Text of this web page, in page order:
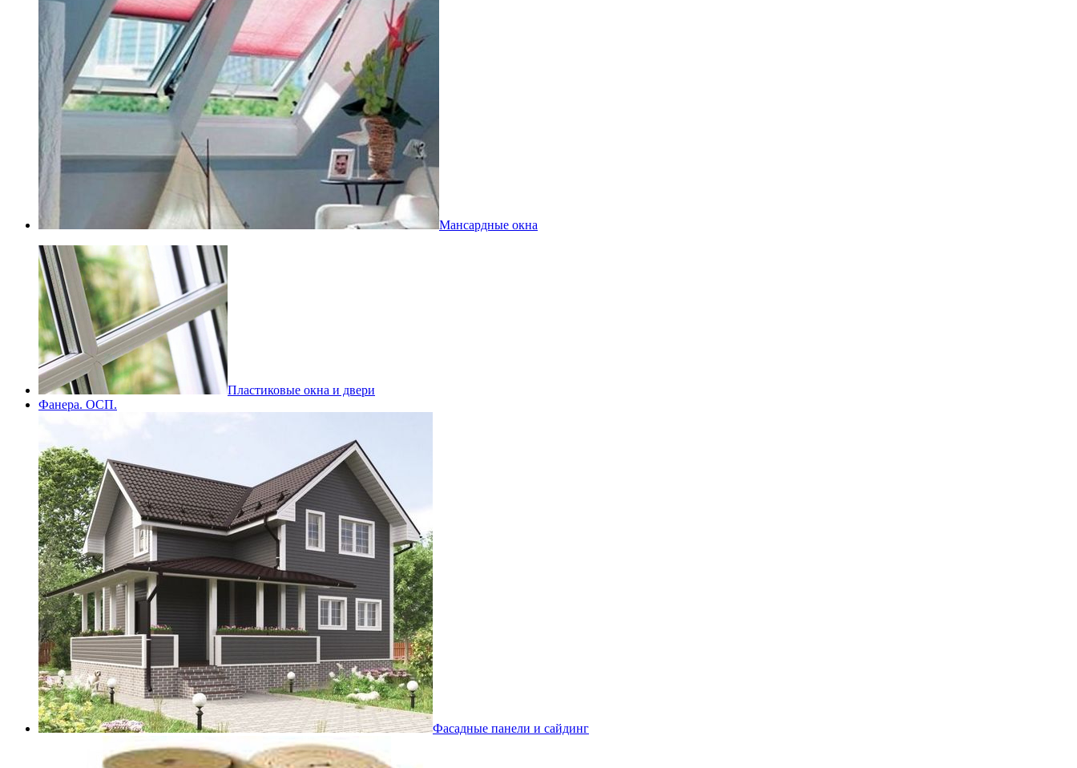
Мансардные окна
Пластиковые окна и двери
Фанера. ОСП.
Фасадные панели и сайдинг